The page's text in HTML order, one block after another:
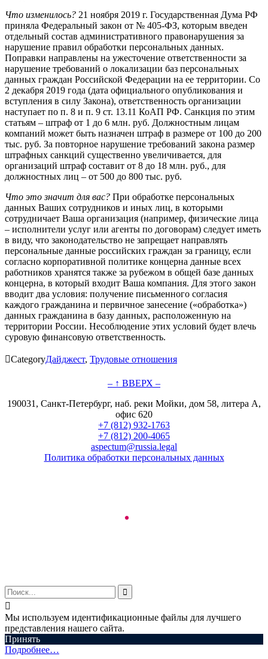
Что изменилось? 21 ноября 2019 г. Государственная Дума РФ
приняла Федеральный закон от № 405-ФЗ, которым введен
отдельный состав административного правонарушения за
нарушение правил обработки персональных данных.
Поправки направлены на ужесточение ответственности за
нарушение требований о локализации баз персональных
данных граждан Российской Федерации на ее территории. Со
2 декабря 2019 года (дата официального опубликования и
вступления в силу Закона), ответственность организации
наступает по п. 8 и п. 9 ст. 13.11 КоАП РФ. Санкция по этим
статьям – штраф от 1 до 6 млн. руб. Должностным лицам
компаний может быть назначен штраф в размере от 100 до 200
тыс. руб. За повторное нарушение требований закона размер
штрафных санкций существенно увеличивается, для
организаций штраф составит от 8 до 18 млн. руб., для
должностных лиц – от 500 до 800 тыс. руб.
Что это значит для вас? При обработке персональных
данных Ваших сотрудников и иных лиц, в которыми
сотрудничает Ваша организация (например, физические лица
– исполнители услуг или агенты по договорам) следует иметь
в виду, что законодательство не запрещает направлять
персональные данные российских граждан за границу, если
согласно корпоративной политике концерна данные всех
работников хранятся также за рубежом в общей базе данных
концерна, в который входит Ваша компания. Для этого закон
вводит два условия: получение письменного согласия
каждого гражданина и первичное занесение («обработка»)
данных гражданина в базу данных, расположенную на
территории России. Несоблюдение этих условий будет влечь
суровую финансовую ответственность.
CategoryДайджест, Трудовые отношения
– ↑ ВВЕРХ –
190031, Санкт-Петербург, наб. реки Мойки, дом 58, литера А,
офис 620
+7 (812) 932-1763
+7 (812) 200-4065
aspectum@russia.legal
Политика обработки персональных данных


Мы используем идентификационные файлы для лучшего
представления нашего сайта.
Принять
Подробнее…